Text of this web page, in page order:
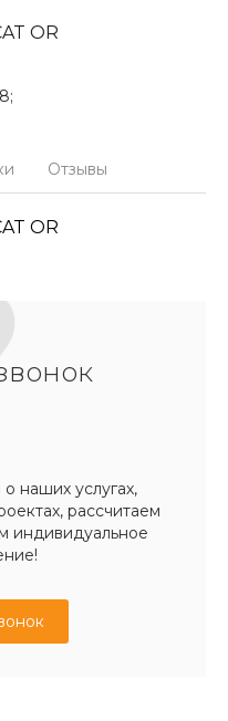
OR
Отзывы
OR
наших услугах,
рассчитаем
индивидуальное